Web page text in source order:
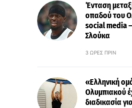
Ένταση
οπαδού του
social media
Σλούκα
3 ΏΡΕΣ ΠΡΙΝ
«Ελληνική
Ολυμπιακού
διαδικασία